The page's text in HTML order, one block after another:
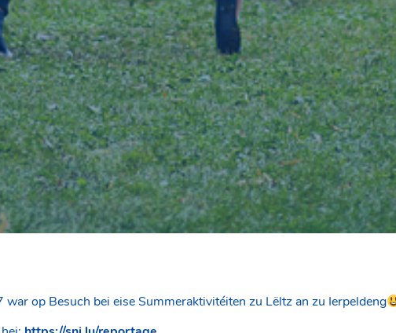
war op Besuch bei eise Summeraktivitéiten zu Lëltz an zu Ierpeldeng